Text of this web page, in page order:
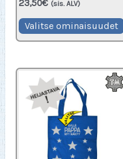
23,50€ (sis. ALV)
Valitse ominaisuudet